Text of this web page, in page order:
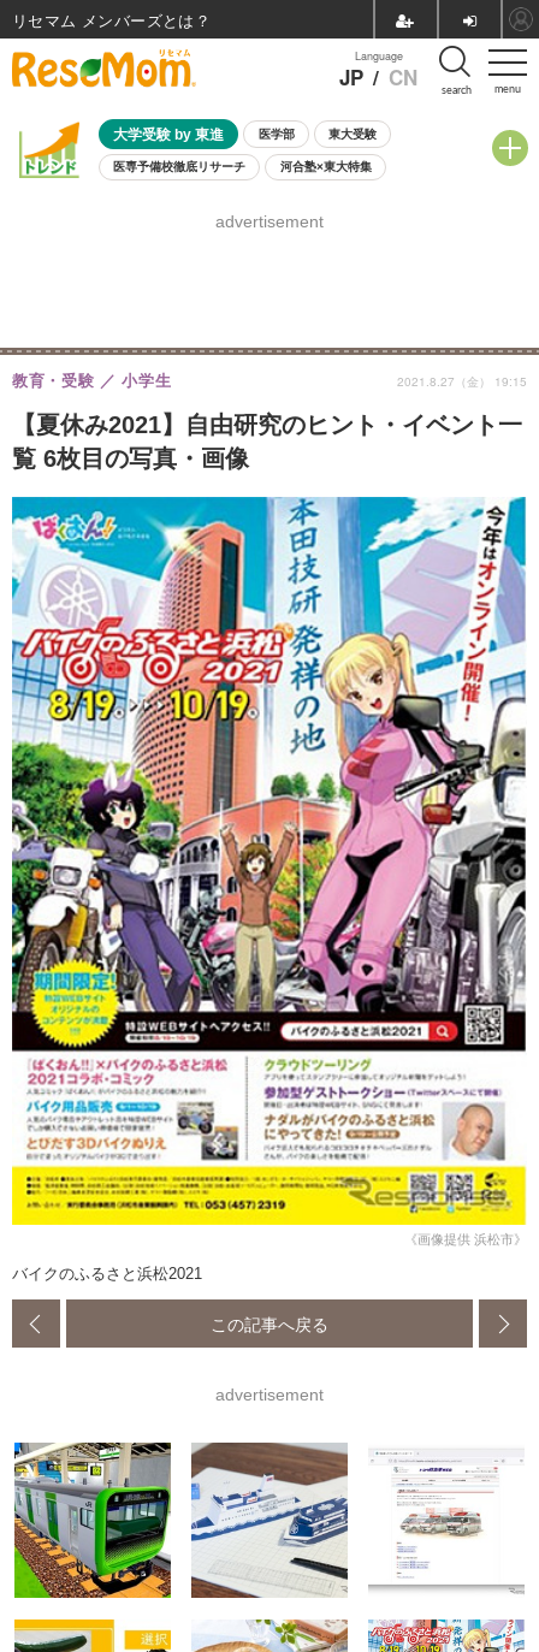
menu
Language
JP / CN search
大学受験 by 東進 医学部 東大受験
医専予備校徹底リサーチ 河合塾×東大特集
8月開催学校説明会・相談会
advertisement
【夏休み2021】自由研究のヒント・イベント一
覧 6枚目の写真・画像
教育・受験 小学生 2021.8.27（金） 19:15
《画像提供 浜松市》
バイクのふるさと浜松2021
この記事へ戻る
advertisement
リセマム メンバーズ